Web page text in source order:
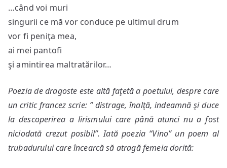
…când voi muri
singurii ce mă vor conduce pe ultimul drum
vor fi peniţa mea,
ai mei pantofi
şi amintirea maltratărilor…
Poezia de dragoste este altă faţetă a poetului, despre care
un critic francez scrie: ” distrage, înalţă, indeamnă şi duce
la descoperirea a lirismului care până atunci nu a fost
niciodată crezut posibil”. Iată poezia “Vino” un poem al
trubadurului care încearcă să atragă femeia dorită: